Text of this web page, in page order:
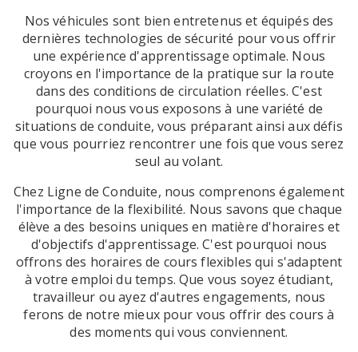
Nos véhicules sont bien entretenus et équipés des
dernières technologies de sécurité pour vous offrir
une expérience d'apprentissage optimale. Nous
croyons en l'importance de la pratique sur la route
dans des conditions de circulation réelles. C'est
pourquoi nous vous exposons à une variété de
situations de conduite, vous préparant ainsi aux défis
que vous pourriez rencontrer une fois que vous serez
seul au volant.
Chez Ligne de Conduite, nous comprenons également
l'importance de la flexibilité. Nous savons que chaque
élève a des besoins uniques en matière d'horaires et
d'objectifs d'apprentissage. C'est pourquoi nous
offrons des horaires de cours flexibles qui s'adaptent
à votre emploi du temps. Que vous soyez étudiant,
travailleur ou ayez d'autres engagements, nous
ferons de notre mieux pour vous offrir des cours à
des moments qui vous conviennent.